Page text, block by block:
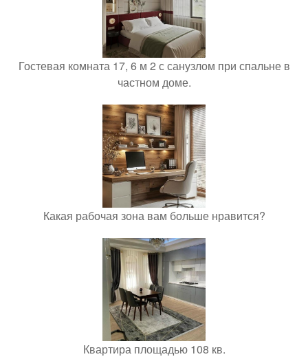
Гостевая комната 17, 6 м 2 с санузлом при спальне в
частном доме.
Какая рабочая зона вам больше нравится?
Квартира площадью 108 кв.